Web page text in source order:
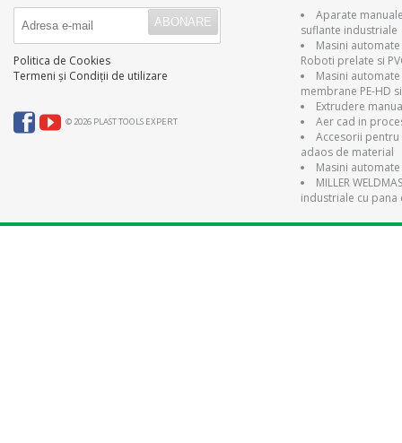
Politica de Cookies
Termeni și Condiții de utilizare
© 2026 PLAST TOOLS EXPERT
Aparate
suflante industriale
Masini
Roboti prelate si
Masini
membrane PE-HD
Extrudere
Aer cad in
Accesorii pentru
adaos de material
Masini
MILLER
industriale cu pana